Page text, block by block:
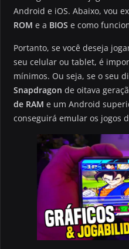
Android e iOS. Abaixo, vou
ROM e a BIOS e como
Portanto, se você deseja
seu celular ou tablet, é
mínimos. Ou seja, se o seu
Snapdragon de oitava
de RAM e um Android
conseguirá emular os jogos